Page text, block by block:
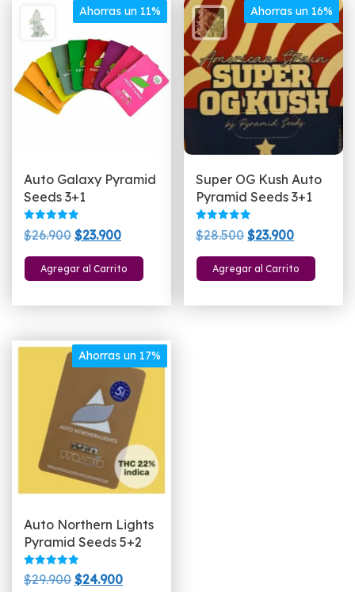
Ahorras un 11%
Auto Galaxy Pyramid
Seeds 3+1
Valorado
con
de 5
$26.900 El
precio
original
$23.900El
precio
actual
Agregar al Carrito
Ahorras un 16%
Super OG Kush Auto
Pyramid Seeds 3+1
Valorado
con
de 5
$28.500El
precio
original
$23.900El
precio
actual
Agregar al Carrito
Ahorras un 17%
Auto Northern Lights
Pyramid Seeds 5+2
Valorado
con
$29.900 El
$24.900El